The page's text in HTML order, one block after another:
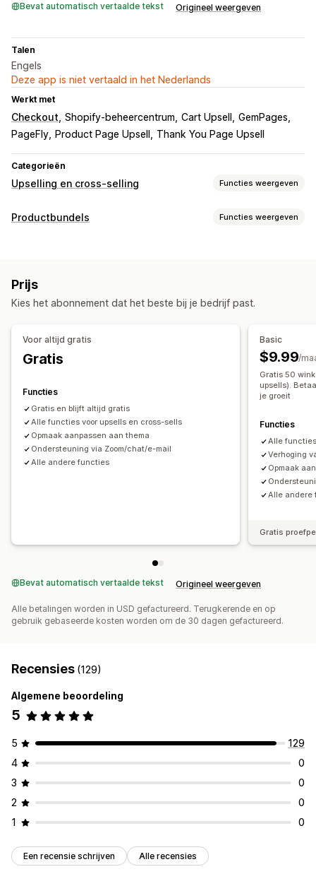
Bevat automatisch vertaalde tekst Origineel weergeven
Talen
Engels
Deze app is niet vertaald in het Nederlands
Werkt met
Checkout Shopify-beheercentrum Cart Upsell
GemPages
PageFly
Product Page Upsell Thank You Page Upsell
Categorieën
Upselling en cross-selling Functies weergeven
Aanpassing
Sticky winkelwagen
Aangepaste CSS Aangepaste HTML
Aangepaste regels
Gratis artikelen
Add-ons voor producten
Vaak samen gekocht
Bundles Kwantumkortingen
Volumekortingen
AI-aanbevelingen Prioriteitsverwerking
Productbundels Functies weergeven
Bundels met oneindige opties
Upsell-bundels Cross-sell-bundels
Vaak samen gekocht
Fysieke producten
Vaste prijzen
Volumekortingen Forfaitaire kortingen
Winkelwagenkortingen Gratis verzending
Twee voor de prijs van één
Aangepaste prijzen
Prijs
Kies het abonnement dat het beste bij je bedrijf past.
Voor altijd gratis
Gratis
Functies
Gratis en blijft altijd gratis
Alle functies voor upsells en cross-sells
Opmaak aanpassen aan thema
Ondersteuning via Zoom/chat/e-mail
Alle andere functies
Basic
$9.99/
Gratis 50
upsells).
je groeit
Functies
Alle
Verhoging
Opmaak
Alle andere
Gratis
Bevat automatisch vertaalde tekst Origineel weergeven
Alle betalingen worden in USD gefactureerd. Terugkerende en op
gebruik gebaseerde kosten worden om de 30 dagen gefactureerd.
Recensies (129)
Algemene beoordeling
5
5
129
4
0
3
0
2
0
1
0
Een recensie schrijven Alle recensies